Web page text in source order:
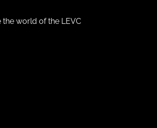
the world of the LEVC